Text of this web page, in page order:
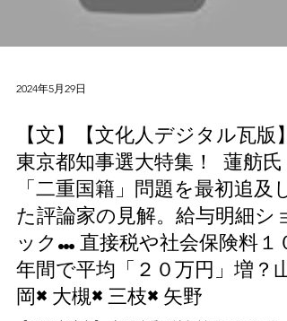
2024年5月29日
【文】【文化人デジタル瓦版】
東京都知事選大特集！ 蓮舫氏
「二重国籍」問題を最初追及し
た評論家の見解。給与明細ショ
ック…直接税や社会保険料１０
年間で平均「２０万円」増？山
岡×大槻×三枝×矢野